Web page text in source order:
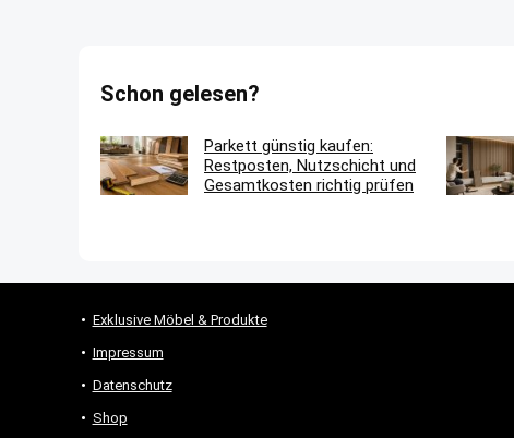
Schon gelesen?
Parkett günstig kaufen:
Restposten, Nutzschicht und
Gesamtkosten richtig prüfen
Exklusive Möbel & Produkte
Impressum
Datenschutz
Shop